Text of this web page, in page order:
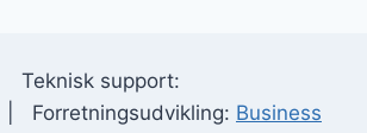
Teknisk support:
| Forretningsudvikling: Business